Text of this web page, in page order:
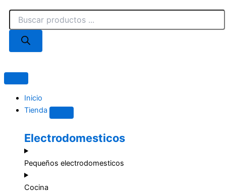
contenido
Búsqueda
productos
Inicio
Tienda
Electrodomesticos
Pequeños electrodomesticos
Cocina